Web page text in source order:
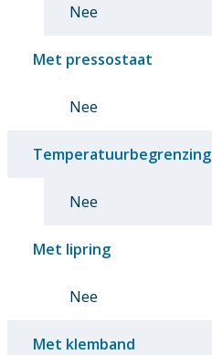
Nee
Met pressostaat
Nee
Temperatuurbegrenzing
Nee
Met lipring
Nee
Met klemband